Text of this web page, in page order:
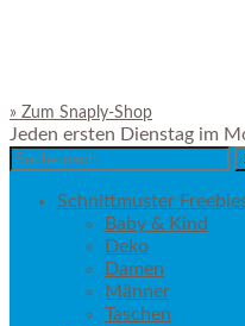
» Zum Snaply-Shop
Jeden ersten Dienstag im
Search
Schnittmuster
Baby & Kind
Deko
Damen
Männer
Taschen